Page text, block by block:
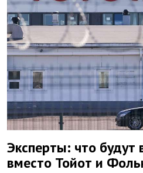
Эксперты: что будут
вместо Тойот и